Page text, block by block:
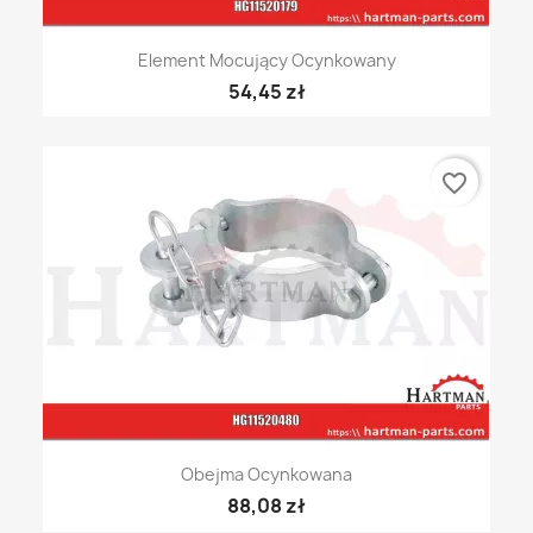
Element Mocujący Ocynkowany
54,45 zł
Obejma Ocynkowana
88,08 zł
favorite_border